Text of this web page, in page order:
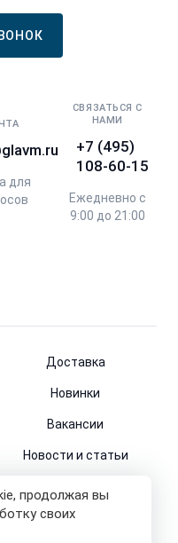
продолжая вы
своих
для
СВЯЗАТЬСЯ С
НАМИ
+7 (495)
108-60-15
Ежедневно с
9:00 до 21:00
Доставка
Новинки
Вакансии
Новости и статьи